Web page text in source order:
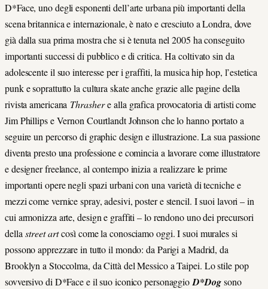
D*Face, uno degli esponenti dell’arte urbana più importanti della
scena britannica e internazionale, è nato e cresciuto a Londra, dove
già dalla sua prima mostra che si è tenuta nel 2005 ha conseguito
importanti successi di pubblico e di critica. Ha coltivato sin da
adolescente il suo interesse per i graffiti, la musica hip hop, l’estetica
punk e soprattutto la cultura skate anche grazie alle pagine della
rivista americana Thrashere alla grafica provocatoria di artisti come
Jim Phillips e Vernon Courtlandt Johnson che lo hanno portato a
seguire un percorso di graphic design e illustrazione. La sua passione
diventa presto una professione e comincia a lavorare come illustratore
e designer freelance, al contempo inizia a realizzare le prime
importanti opere negli spazi urbani con una varietà di tecniche e
mezzi come vernice spray, adesivi, poster e stencil. I suoi lavori – in
cui armonizza arte, design e graffiti – lo rendono uno dei precursori
dellastreet artcosì come la conosciamo oggi. I suoi murales si
possono apprezzare in tutto il mondo: da Parigi a Madrid, da
Brooklyn a Stoccolma, da Città del Messico a Taipei. Lo stile pop
sovversivo di D*Face e il suo iconico personaggio D*Dogsono